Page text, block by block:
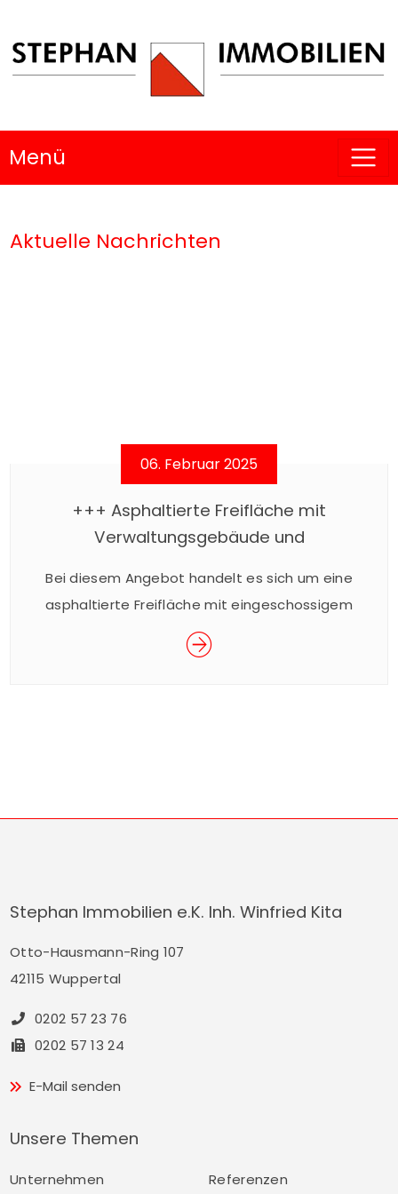
Menü
Aktuelle Nachrichten
06. Februar 2025
+++ Asphaltierte Freifläche mit
Verwaltungsgebäude und
+++
Bei diesem Angebot handelt es sich um eine
asphaltierte Freifläche mit eingeschossigem
Verwaltungsgebäude. Bei Bedarf können
weitere, befestigte Freiflächen hinzugemietet
Stephan Immobilien e.K. Inh. Winfried Kita
Otto-Hausmann-Ring 107
42115 Wuppertal
0202 57 23 76
0202 57 13 24
E-Mail senden
Unsere Themen
Unternehmen Referenzen